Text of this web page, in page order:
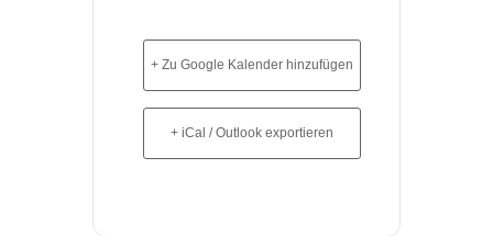
+ Zu Google Kalender hinzufügen
+ iCal / Outlook exportieren